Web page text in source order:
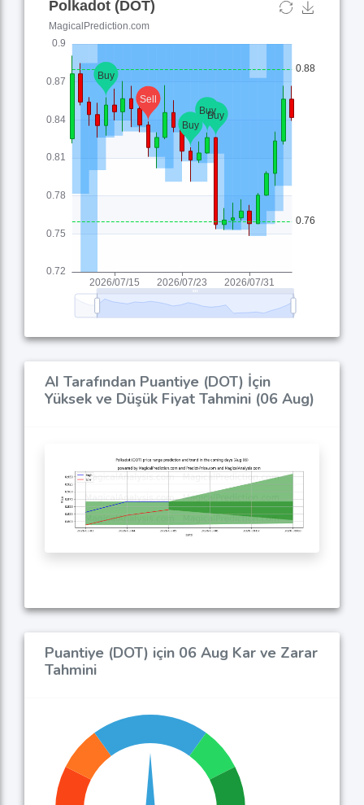
AI Tarafından Puantiye (DOT) İçin
Yüksek ve Düşük Fiyat Tahmini (06 Aug)
Puantiye (DOT) için 06 Aug Kar ve Zarar
Tahmini